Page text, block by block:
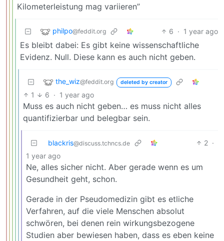
Kilometerleistung mag variieren”
philpo@feddit.org 6 · 1 year ago
Es bleibt dabei: Es gibt keine wissenschaftliche
Evidenz. Null. Diese kann es auch nicht geben.
the_wiz@feddit.org deleted by creator
1 6 · 1 year ago
Muss es auch nicht geben… es muss nicht alles
quantifizierbar und belegbar sein.
blackris@discuss.tchncs.de 2 ·
1 year ago
Ne, alles sicher nicht. Aber gerade wenn es um
Gesundheit geht, schon.
Gerade in der Pseudomedizin gibt es etliche
Verfahren, auf die viele Menschen absolut
schwören, bei denen rein wirkungsbezogene
Studien aber bewiesen haben, dass es eben keine